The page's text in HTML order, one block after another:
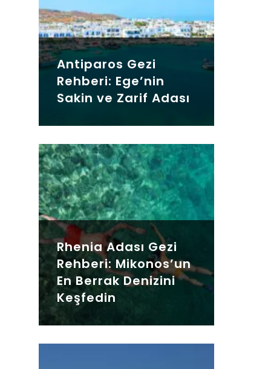
Antiparos Gezi
Rehberi: Ege’nin
Sakin ve Zarif Adası
Rhenia Adası Gezi
Rehberi: Mikonos’un
En Berrak Denizini
Keşfedin